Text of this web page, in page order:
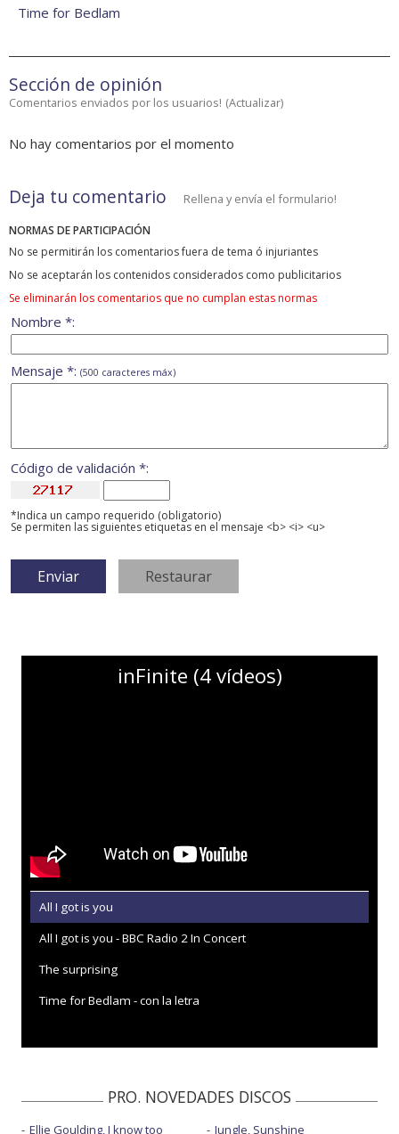
Time for Bedlam
Sección de opinión
Comentarios enviados por los usuarios! (Actualizar)
No hay comentarios por el momento
Deja tu comentario Rellena y envía el formulario!
NORMAS DE PARTICIPACIÓN
No se permitirán los comentarios fuera de tema ó injuriantes
No se aceptarán los contenidos considerados como publicitarios
Se eliminarán los comentarios que no cumplan estas normas
Nombre *:
Mensaje *: (500 caracteres máx)
Código de validación *:
*Indica un campo requerido (obligatorio)
Se permiten las siguientes etiquetas en el mensaje <b> <i> <u>
inFinite (4 vídeos)
All I got is you
All I got is you - BBC Radio 2 In Concert
The surprising
Time for Bedlam - con la letra
PRO. NOVEDADES DISCOS
Ellie Goulding, I know too
Jungle, Sunshine